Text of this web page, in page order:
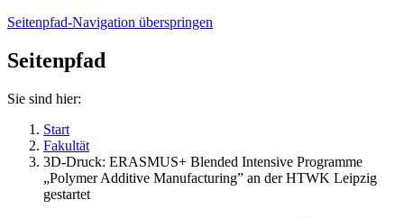
Seitenpfad-Navigation überspringen
Seitenpfad
Sie sind hier:
Start
Fakultät
3D-Druck: ERASMUS+ Blended Intensive Programme
„Polymer Additive Manufacturing” an der HTWK Leipzig
gestartet